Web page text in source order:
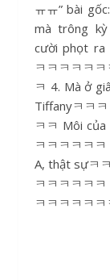
ㅠㅠ” bài
mà trông kỳ
cười phọt ra
ㅋㅋㅋㅋㅋ
ㅋ 4. Mà ở
Tiffanyㅋㅋ
ㅋㅋ Môi
ㅋㅋㅋㅋㅋ
A, thật sựㅋ
ㅋㅋㅋㅋㅋ
ㅋㅋㅋㅋㅋ